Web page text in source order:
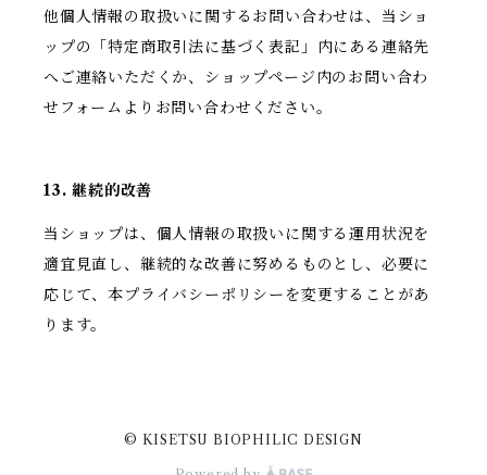
他個人情報の取扱いに関するお問い合わせは、当ショ
ップの「特定商取引法に基づく表記」内にある連絡先
へご連絡いただくか、ショップページ内のお問い合わ
せフォームよりお問い合わせください。
13. 継続的改善
当ショップは、個人情報の取扱いに関する運用状況を
適宜見直し、継続的な改善に努めるものとし、必要に
応じて、本プライバシーポリシーを変更することがあ
ります。
© KISETSU BIOPHILIC DESIGN